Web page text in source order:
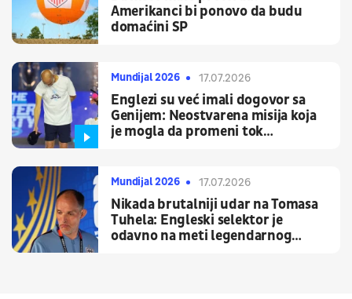
Amerikanci bi ponovo da budu
domaćini SP
Mundijal 2026 17.07.2026
Englezi su već imali dogovor sa
Genijem: Neostvarena misija koja
je mogla da promeni tok
Mundijal 2026 17.07.2026
Nikada brutalniji udar na Tomasa
Tuhela: Engleski selektor je
odavno na meti legendarnog